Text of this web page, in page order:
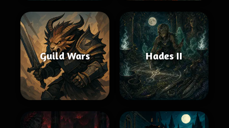
Guild Wars Hades II